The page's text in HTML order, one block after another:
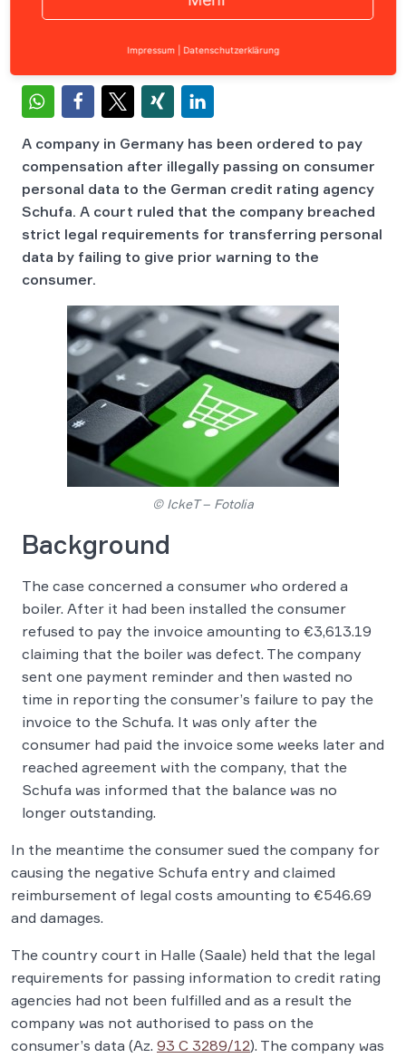
A company in Germany has been ordered to pay
compensation after illegally passing on consumer
personal data to the German credit rating agency
Schufa. A court ruled that the company breached
strict legal requirements for transferring personal
data by failing to give prior warning to the
consumer.
© IckeT – Fotolia
Background
The case concerned a consumer who ordered a
boiler. After it had been installed the consumer
refused to pay the invoice amounting to €3,613.19
claiming that the boiler was defect. The company
sent one payment reminder and then wasted no
time in reporting the consumer’s failure to pay the
invoice to the Schufa. It was only after the
consumer had paid the invoice some weeks later and
reached agreement with the company, that the
Schufa was informed that the balance was no
longer outstanding.
In the meantime the consumer sued the company for
causing the negative Schufa entry and claimed
reimbursement of legal costs amounting to €546.69
and damages.
The country court in Halle (Saale) held that the legal
requirements for passing information to credit rating
agencies had not been fulfilled and as a result the
company was not authorised to pass on the
consumer’s data (Az. 93 C 3289/12). The company was
Impressum Datenschutzerklärung